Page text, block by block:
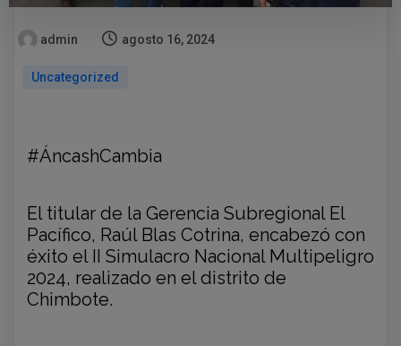
admin agosto 16, 2024
Uncategorized
#ÁncashCambia
El titular de la Gerencia Subregional El
Pacífico, Raúl Blas Cotrina, encabezó con
éxito el II Simulacro Nacional Multipeligro
2024, realizado en el distrito de
Chimbote.